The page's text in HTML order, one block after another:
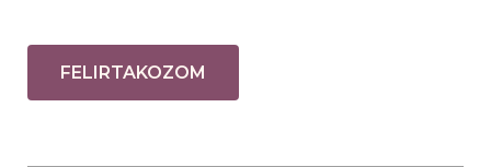
FELIRTAKOZOM